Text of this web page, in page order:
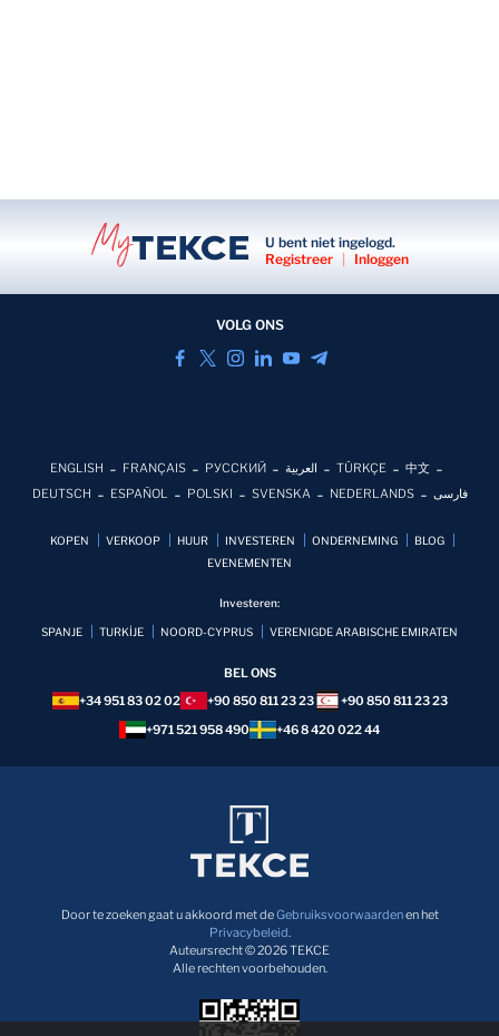
U bent niet ingelogd.
Registreer
Inloggen
VOLG ONS
ENGLISH FRANÇAIS РУССКИЙ العربية TÜRKÇE
中文
DEUTSCH
ESPAÑOL POLSKI SVENSKA NEDERLANDS فارسی
KOPEN VERKOOP HUUR INVESTEREN ONDERNEMING
BLOG
EVENEMENTEN
Investeren:
SPANJE TURKİJE NOORD-CYPRUS VERENIGDE ARABISCHE EMIRATEN
BEL ONS
+34 951 83 02 02
+90 850 811 23 23
+90 850 811 23 23
+971 521 958 490
+46 8 420 022 44
Door te zoeken gaat u akkoord met deGebruiksvoorwaardenen het
Privacybeleid.
Auteursrecht © 2026 TEKCE
Alle rechten voorbehouden.